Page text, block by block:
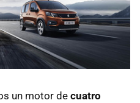
un motor de cuatro